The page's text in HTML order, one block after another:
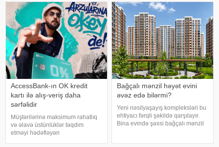
çıxışlarını davam etdiriblər. xəbər
verir ki, bu dövrdə gənc
paralimpiyaçıla
yorulmusansa, kampaniyanı
qaçırma: Yelo kreditini cari faizlərə
2%-də
AccessBank-ın OK kredit
kartı ilə alış-veriş daha
sərfəlidir
Müştərilərinə maksimum rahatlıq
və əlavə üstünlüklər təqdim
etməyi hədəfləyən
Bağçalı mənzil həyət evini
əvəz edə bilərmi?
Yeni nəsilyaşayış kompleksləri bu
ehtiyacı fərqli şəkildə qarşılayır.
Bina evində şəxsi bağçalı mənzil